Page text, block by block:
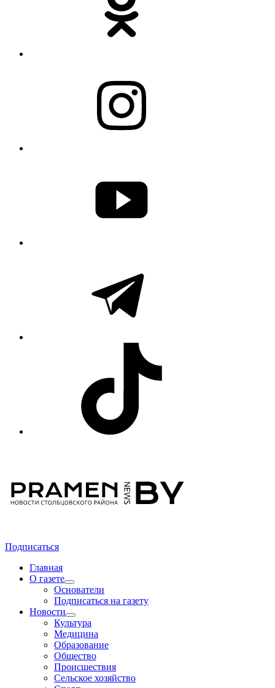
Подписаться
Главная
О газете
Основатели
Подписаться на газету
Новости
Культура
Медицина
Образование
Общество
Происшествия
Сельское хозяйство